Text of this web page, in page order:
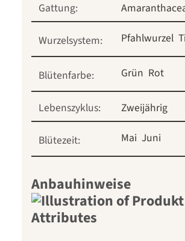
Gattung:
Wurzelsystem: Pfahlwurzel
Blütenfarbe: Grün Rot
Lebenszyklus: Zweijährig
Blütezeit: Mai Juni
Anbauhinweise